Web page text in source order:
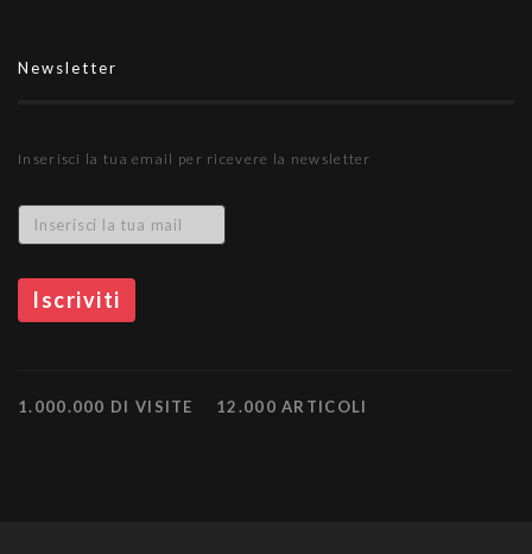
Newsletter
Inserisci la tua email per ricevere la newsletter
1.000.000 DI VISITE 12.000 ARTICOLI